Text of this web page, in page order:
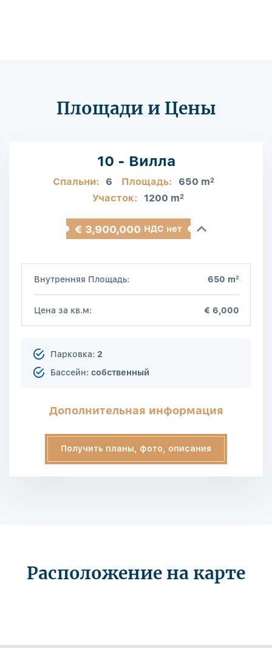
Площади и Цены
10 - Вилла
Спальни: 6 Площадь: 650 m2
Участок: 1200 m2
€ 3,900,000 НДС нет
Внутренняя Площадь: 650 m2
Цена за кв.м: € 6,000
Парковка: 2
Бассейн: собственный
Дополнительная информация
Получить планы, фото, описания
Расположение на карте